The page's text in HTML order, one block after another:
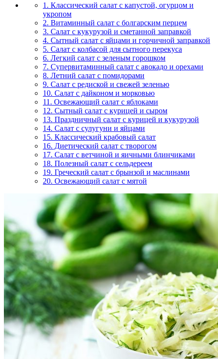
1. Классический салат с капустой, огурцом и
укропом
2. Витаминный салат с болгарским перцем
3. Салат с кукурузой и сметанной заправкой
4. Сытный салат с яйцами и горчичной заправкой
5. Салат с колбасой для сытного перекуса
6. Легкий салат с зеленым горошком
7. Супервитаминный салат с авокадо и орехами
8. Летний салат с помидорами
9. Салат с редиской и свежей зеленью
10. Салат с дайконом и морковью
11. Освежающий салат с яблоками
12. Сытный салат с курицей и сыром
13. Праздничный салат с курицей и кукурузой
14. Салат с сулугуни и яйцами
15. Классический крабовый салат
16. Диетический салат с творогом
17. Салат с ветчиной и яичными блинчиками
18. Полезный салат с сельдереем
19. Греческий салат с брынзой и маслинами
20. Освежающий салат с мятой